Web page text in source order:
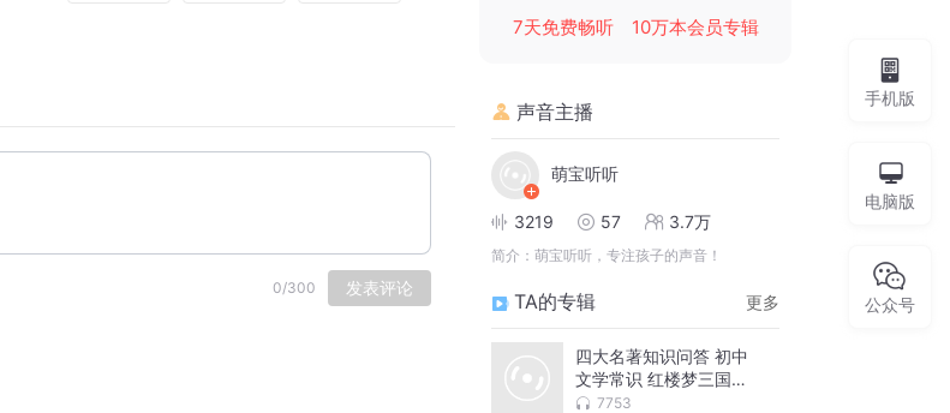
0/300 发表评论
7天免费畅听
10万本会员专辑
声音主播
萌宝听听
3219 57 3.7万
简介： 萌宝听听，专注孩子的声音！
TA的专辑 更多
四大名著知识问答 初中
文学常识 红楼梦三国演
义水浒传
7753
手机版
电脑版
公众号